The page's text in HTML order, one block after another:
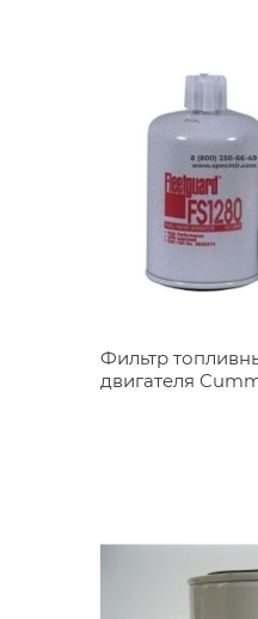
Фильтр
двигателя